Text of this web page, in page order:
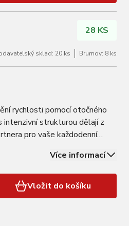
28 KS
sklad: 20 ks Brumov: 8 ks
rychlosti pomocí otočného
intenzivní strukturou dělají z
pro vaše každodenní
struktura poskytuje
grip…
Více informací
Vložit do košíku